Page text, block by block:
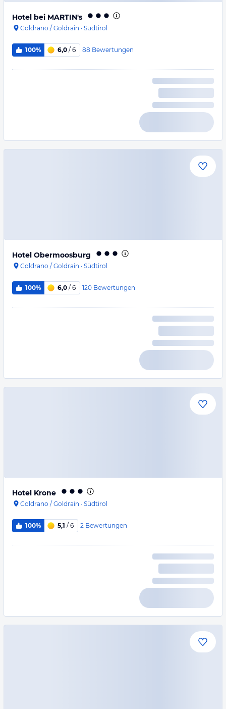
Hotel bei MARTIN's
Coldrano / Goldrain · Südtirol
100% 6,0 / 6 88 Bewertungen
Hotel Obermoosburg
Coldrano / Goldrain · Südtirol
100% 6,0 / 6 120 Bewertungen
Hotel Krone
Coldrano / Goldrain · Südtirol
100% 5,1 / 6 2 Bewertungen